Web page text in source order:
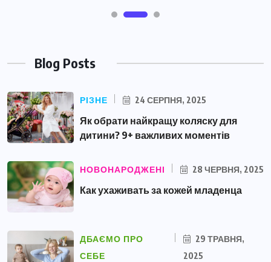
Blog Posts
РІЗНЕ 24 СЕРПНЯ, 2025
Як обрати найкращу коляску для
дитини? 9+ важливих моментів
НОВОНАРОДЖЕНІ 28 ЧЕРВНЯ, 2025
Как ухаживать за кожей младенца
ДБАЄМО ПРО
СЕБЕ
29 ТРАВНЯ,
2025